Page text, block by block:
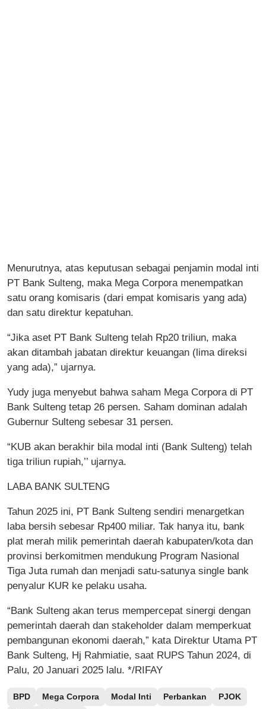
Menurutnya, atas keputusan sebagai penjamin modal inti
PT Bank Sulteng, maka Mega Corpora menempatkan
satu orang komisaris (dari empat komisaris yang ada)
dan satu direktur kepatuhan.
“Jika aset PT Bank Sulteng telah Rp20 triliun, maka
akan ditambah jabatan direktur keuangan (lima direksi
yang ada),” ujarnya.
Yudy juga menyebut bahwa saham Mega Corpora di PT
Bank Sulteng tetap 26 persen. Saham dominan adalah
Gubernur Sulteng sebesar 31 persen.
“KUB akan berakhir bila modal inti (Bank Sulteng) telah
tiga triliun rupiah,’’ ujarnya.
LABA BANK SULTENG
Tahun 2025 ini, PT Bank Sulteng sendiri menargetkan
laba bersih sebesar Rp400 miliar. Tak hanya itu, bank
plat merah milik pemerintah daerah kabupaten/kota dan
provinsi berkomitmen mendukung Program Nasional
Tiga Juta rumah dan menjadi satu-satunya single bank
penyalur KUR ke pelaku usaha.
“Bank Sulteng akan terus mempercepat sinergi dengan
pemerintah daerah dan stakeholder dalam memperkuat
pembangunan ekonomi daerah,” kata Direktur Utama PT
Bank Sulteng, Hj Rahmiatie, saat RUPS Tahun 2024, di
Palu, 20 Januari 2025 lalu. */RIFAY
BPD Mega Corpora Modal Inti Perbankan
PJOK